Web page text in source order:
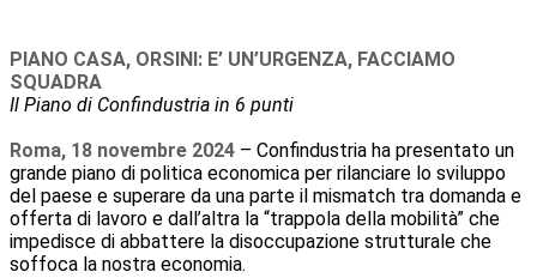
PIANO CASA, ORSINI: E’ UN’URGENZA, FACCIAMO
SQUADRA
Il Piano di Confindustria in 6 punti
Roma, 18 novembre 2024 – Confindustria ha presentato un
grande piano di politica economica per rilanciare lo sviluppo
del paese e superare da una parte il mismatch tra domanda e
offerta di lavoro e dall’altra la “trappola della mobilità” che
impedisce di abbattere la disoccupazione strutturale che
soffoca la nostra economia.